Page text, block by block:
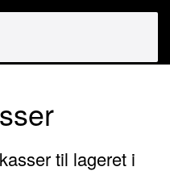
til lageret i